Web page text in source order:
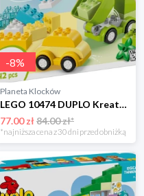
-8%
Planeta Klocków
LEGO 10474 DUPLO Kreatywne pojazdy Lego
77.00 zł84.00 zł*
*najniższa cena z 30 dni przed obniżką